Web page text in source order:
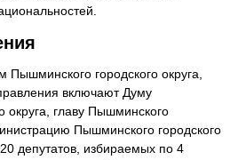
Пышминского городского округа,
включают Думу
округа, главу Пышминского
Пышминского городского
депутатов, избираемых по 4